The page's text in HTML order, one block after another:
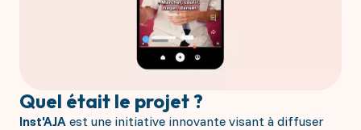
Quel était le projet ?
Inst'AJA est une initiative innovante visant à diffuser